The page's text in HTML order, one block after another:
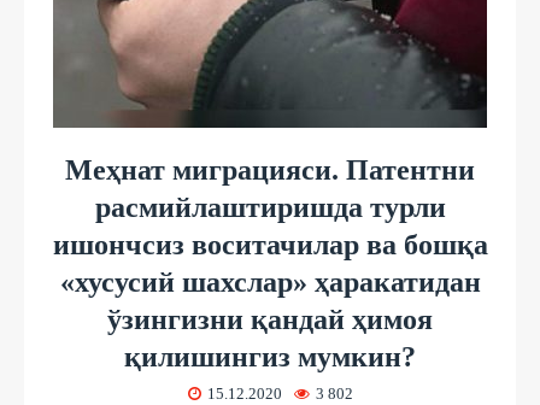
Меҳнат миграцияси. Патентни
расмийлаштиришда турли
ишончсиз воситачилар ва бошқа
«хусусий шахслар» ҳаракатидан
ўзингизни қандай ҳимоя
қилишингиз мумкин?
15.12.2020 3 802